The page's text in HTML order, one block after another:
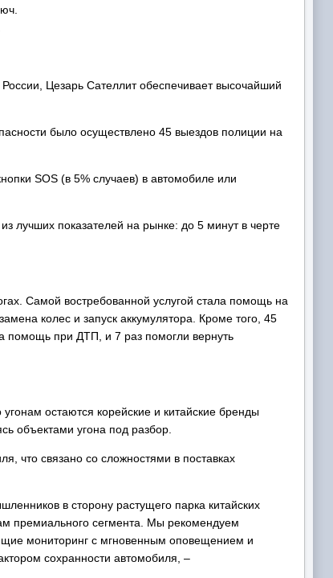
Цезарь Сателлит обеспечивает высочайший
было осуществлено 45 выездов полиции на
SOS (в 5% случаев) в автомобиле или
лучших показателей на рынке: до 5 минут в черте
Самой востребованной услугой стала помощь на
колес и запуск аккумулятора. Кроме того, 45
помощь при ДТП, и 7 раз помогли вернуть
остаются корейские и китайские бренды
объектами угона под разбор.
что связано со сложностями в поставках
в сторону растущего парка китайских
премиального сегмента. Мы рекомендуем
мониторинг с мгновенным оповещением и
сохранности автомобиля, –